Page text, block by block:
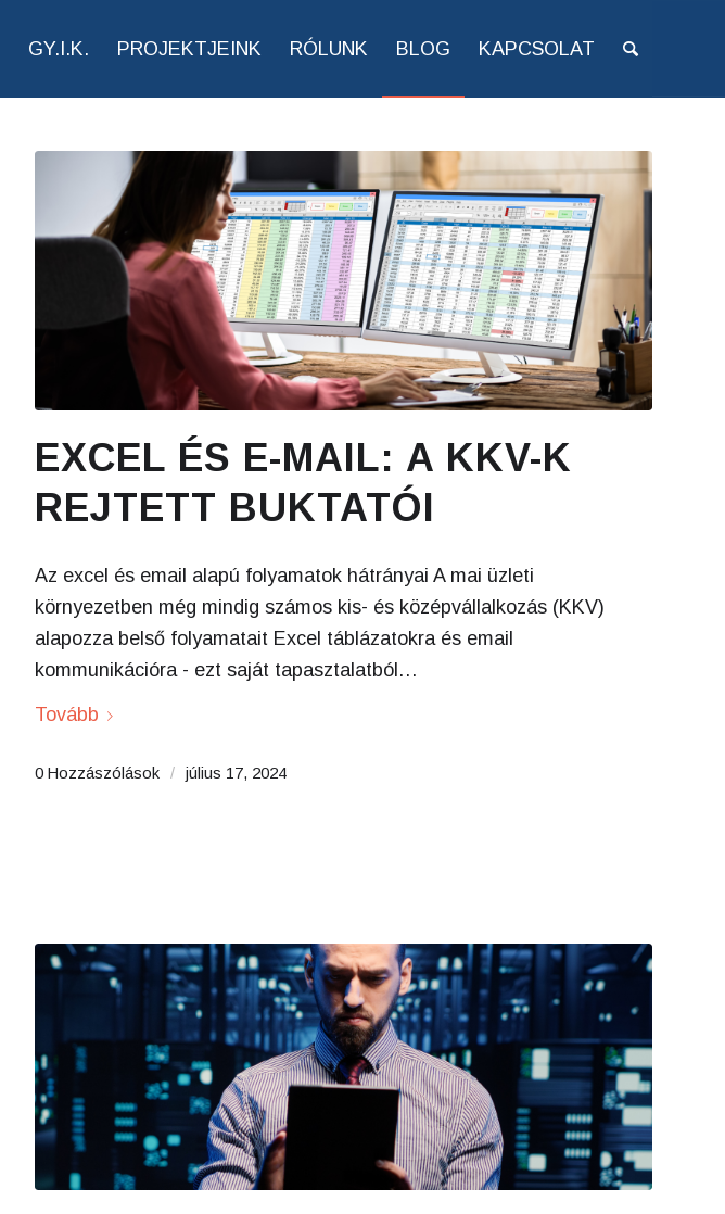
GY.I.K. PROJEKTJEINK RÓLUNK BLOG KAPCSOLAT
EXCEL ÉS E-MAIL: A KKV-K
REJTETT BUKTATÓI
Az excel és email alapú folyamatok hátrányai A mai üzleti
környezetben még mindig számos kis- és középvállalkozás (KKV)
alapozza belső folyamatait Excel táblázatokra és email
kommunikációra - ezt saját tapasztalatból…
Tovább
0 Hozzászólások / július 17, 2024